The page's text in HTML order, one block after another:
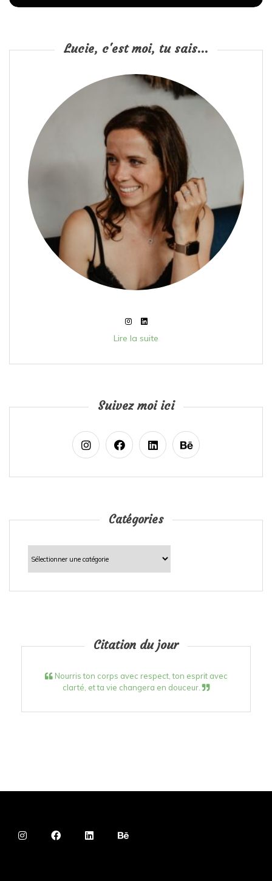
Lucie, c'est moi, tu sais...
Lire la suite
Suivez moi ici
Catégories
Catégories
Citation du jour
Nourris ton corps avec respect, ton esprit avec
clarté, et ta vie changera en douceur.